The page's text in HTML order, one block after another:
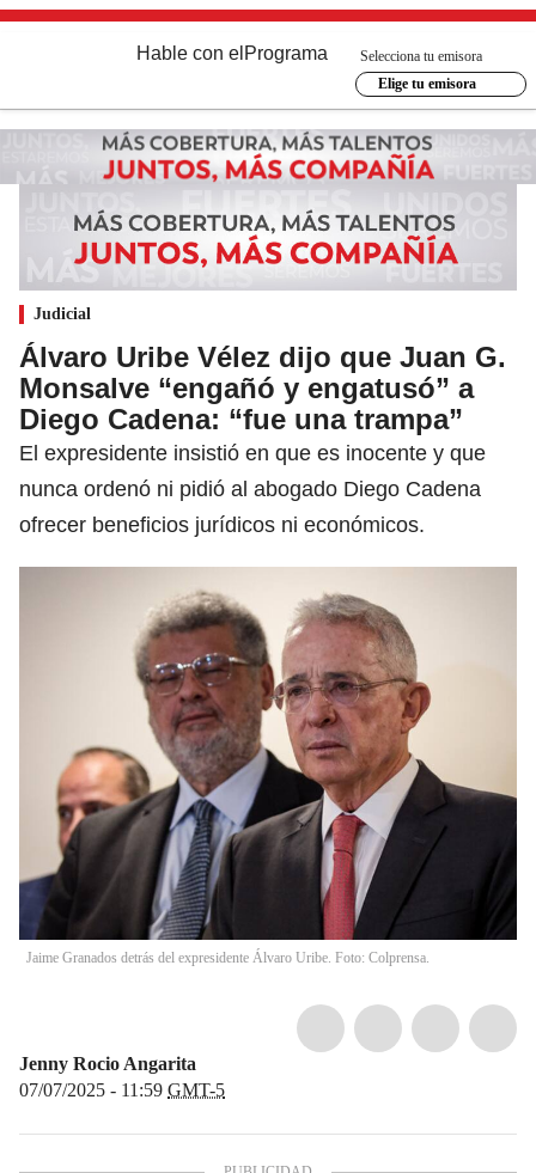
Hable con el Programa
Selecciona tu emisora
Elige tu emisora
Judicial
Álvaro Uribe Vélez dijo que Juan G.
Monsalve “engañó y engatusó” a
Diego Cadena: “fue una trampa”
El expresidente insistió en que es inocente y que
nunca ordenó ni pidió al abogado Diego Cadena
ofrecer beneficios jurídicos ni económicos.
Jaime Granados detrás del expresidente Álvaro Uribe. Foto: Colprensa.
Jenny Rocio Angarita
07/07/2025 - 11:59 GMT-5